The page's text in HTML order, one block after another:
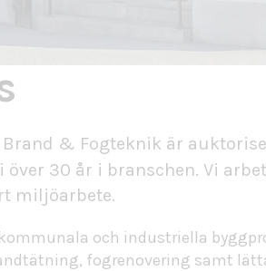
& Fogteknik är
över 30 år i branschen. Vi
miljöarbete.
och industriella
fogrenovering samt